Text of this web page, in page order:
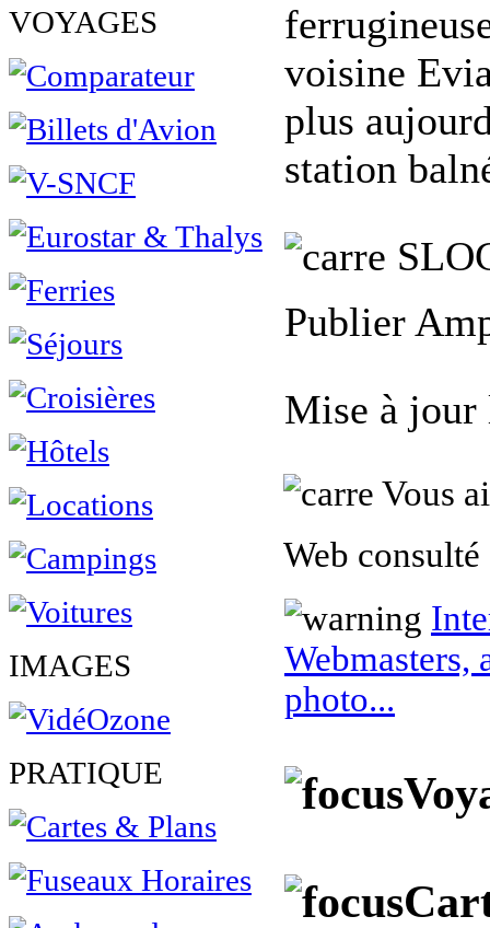
VOYAGES
IMAGES
PRATIQUE
voisine
plus
station
Publier
Mise à jour
Vous
Web
photo...